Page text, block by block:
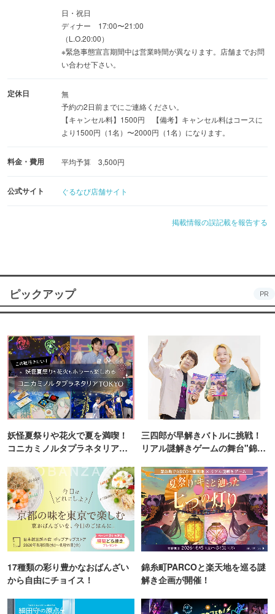
日・祝日
ディナー 17:00〜21:00
（L.O.20:00）
※緊急事態宣言期間中は営業時間が異なります。店舗までお問
い合わせ下さい。
定休日
無
予約の2日前までにご連絡ください。
【キャンセル料】1500円 【備考】キャンセル料はコースに
より1500円（1名）〜2000円（1名）になります。
料金・費用 平均予算 3,500円
公式サイト ぐるなび店舗サイト
掲載情報の誤記載を報告する
ピックアップ PR
妖怪夏祭りや花火で夏を満喫！
コニカミノルタプラネタリア
三四郎が早解きバトルに挑戦！
リアル謎解きゲームの舞台"錦糸
17種類の彩り豊かなおばんざい
から自由にチョイス！
錦糸町PARCOと楽天地を巡る謎
解き企画が開催！